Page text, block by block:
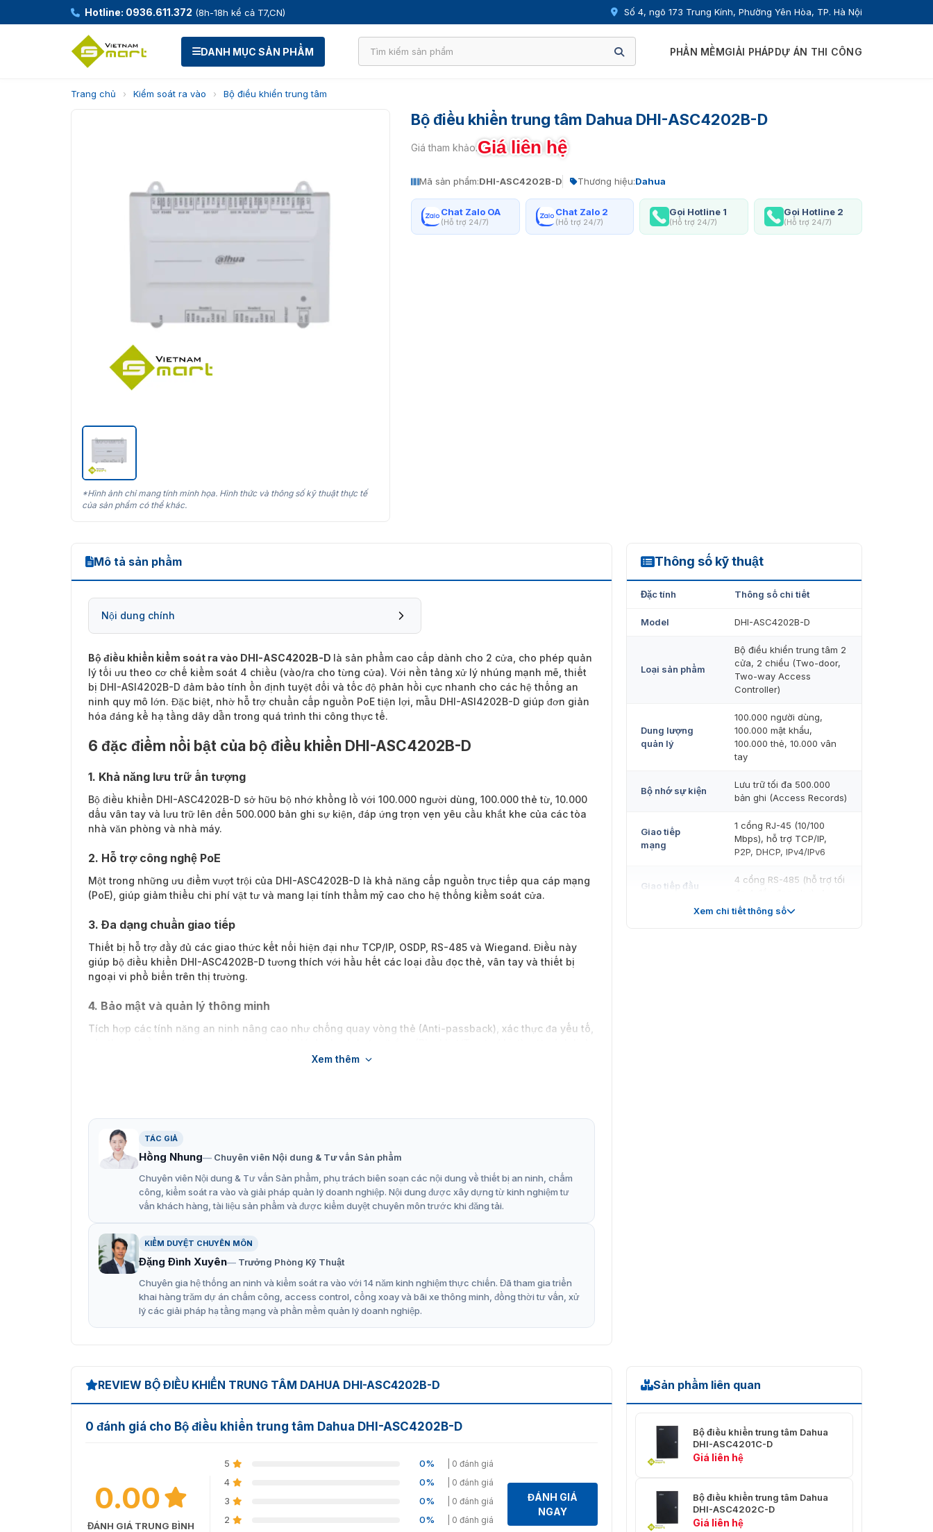
Hotline: 0936.611.372 (8h-18h kể cả T7,CN) Số 4, ngõ 173 Trung Kính, Phường Yên Hòa, TP. Hà Nội
DANH MỤC SẢN PHẨM PHẦN MỀMGIẢI PHÁPDỰ ÁN THI CÔNG
Trang chủ › Kiểm soát ra vào › Bộ điều khiển trung tâm
*Hình ảnh chỉ mang tính minh họa. Hình thức và thông số kỹ thuật thực tế
của sản phẩm có thể khác.
Bộ điều khiển trung tâm Dahua DHI-ASC4202B-D
Giá tham khảo:Giá liên hệ
Mã sản phẩm:DHI-ASC4202B-D Thương hiệu:Dahua
Chat Zalo OA
(Hỗ trợ 24/7)
Chat Zalo 2
(Hỗ trợ 24/7)
Gọi Hotline 1
(Hỗ trợ 24/7)
Gọi Hotline 2
(Hỗ trợ 24/7)
Mô tả sản phẩm
Nội dung chính
Bộ điều khiển kiểm soát ra vào DHI-ASC4202B-D là sản phẩm cao cấp dành cho 2 cửa, cho phép quản
lý tối ưu theo cơ chế kiểm soát 4 chiều (vào/ra cho từng cửa). Với nền tảng xử lý nhúng mạnh mẽ, thiết
bị DHI-ASI4202B-D đảm bảo tính ổn định tuyệt đối và tốc độ phản hồi cực nhanh cho các hệ thống an
ninh quy mô lớn. Đặc biệt, nhờ hỗ trợ chuẩn cấp nguồn PoE tiện lợi, mẫu DHI-ASI4202B-D giúp đơn giản
hóa đáng kể hạ tầng dây dẫn trong quá trình thi công thực tế.
6 đặc điểm nổi bật của bộ điều khiển DHI-ASC4202B-D
1. Khả năng lưu trữ ấn tượng
Bộ điều khiển DHI-ASC4202B-D sở hữu bộ nhớ khổng lồ với 100.000 người dùng, 100.000 thẻ từ, 10.000
dấu vân tay và lưu trữ lên đến 500.000 bản ghi sự kiện, đáp ứng trọn vẹn yêu cầu khắt khe của các tòa
nhà văn phòng và nhà máy.
2. Hỗ trợ công nghệ PoE
Một trong những ưu điểm vượt trội của DHI-ASC4202B-D là khả năng cấp nguồn trực tiếp qua cáp mạng
(PoE), giúp giảm thiểu chi phí vật tư và mang lại tính thẩm mỹ cao cho hệ thống kiểm soát cửa.
3. Đa dạng chuẩn giao tiếp
Thiết bị hỗ trợ đầy đủ các giao thức kết nối hiện đại như TCP/IP, OSDP, RS-485 và Wiegand. Điều này
giúp bộ điều khiển DHI-ASC4202B-D tương thích với hầu hết các loại đầu đọc thẻ, vân tay và thiết bị
ngoại vi phổ biến trên thị trường.
4. Bảo mật và quản lý thông minh
Tích hợp các tính năng an ninh nâng cao như chống quay vòng thẻ (Anti-passback), xác thực đa yếu tố,
báo động, còi hú hoặc cảm biến cửa, giúp thiết kế hệ thống tùy chỉnh theo nhu cầu thực tế.
6. Vỏ nhựa ABS chống cháy bền bỉ
Được chế tạo từ vật liệu PC và ABS cao cấp, bộ điều khiển DHI-ASC4202B-D đảm bảo độ bền cơ học cao,
tản nhiệt tốt và vận hành ổn định trong dải nhiệt độ rộng từ -30°C đến +60°C.
Bộ điều khiển Dahua DHI-ASC4202B-D phù hợp lắp đặt ở đâu?
Tòa nhà văn phòng, tập đoàn lớn: Quản lý tập trung hàng nghìn nhân sự với khả năng đồng bộ dữ liệu
nhanh chóng qua nền tảng SmartPSS Lite hoặc DSS Pro.
Nhà máy, xí nghiệp sản xuất: Kiểm soát chặt chẽ các lối vào ra của 2 cửa độc lập, khu vực kho bãi hoặc
phòng kỹ thuật yêu cầu độ bảo mật và tính ổn định cao.
Hệ thống cửa ra vào yêu cầu bảo mật 4 chiều: Sử dụng kết hợp với các đầu đọc phụ ở cả mặt trong và
mặt ngoài của 2 cửa, đảm bảo quyền kiểm soát ra vào tuyệt đối cho các khu vực nhạy cảm trong tòa
Xem thêm
TÁC GIẢ
Hồng Nhung
Chuyên viên Nội dung & Tư vấn Sản phẩm
Chuyên viên Nội dung & Tư vấn Sản phẩm, phụ trách biên soạn các nội dung về thiết bị an ninh, chấm
công, kiểm soát ra vào và giải pháp quản lý doanh nghiệp. Nội dung được xây dựng từ kinh nghiệm tư
vấn khách hàng, tài liệu sản phẩm và được kiểm duyệt chuyên môn trước khi đăng tải.
KIỂM DUYỆT CHUYÊN MÔN
Đặng Đình Xuyên
Trưởng Phòng Kỹ Thuật
Chuyên gia hệ thống an ninh và kiểm soát ra vào với 14 năm kinh nghiệm thực chiến. Đã tham gia triển
khai hàng trăm dự án chấm công, access control, cổng xoay và bãi xe thông minh, đồng thời tư vấn, xử
lý các giải pháp hạ tầng mạng và phần mềm quản lý doanh nghiệp.
Thông số kỹ thuật
DHI-ASC4202B-D
Đặc tính Thông số chi tiết
Model DHI-ASC4202B-D
Loại sản phẩm
Bộ điều khiển trung tâm 2
cửa, 2 chiều (Two-door,
Two-way Access
Controller)
Dung lượng
quản lý
100.000 người dùng,
100.000 mật khẩu,
100.000 thẻ, 10.000 vân
tay
Bộ nhớ sự kiện
Lưu trữ tối đa 500.000
bản ghi (Access Records)
Giao tiếp
mạng
1 cổng RJ-45 (10/100
Mbps), hỗ trợ TCP/IP,
P2P, DHCP, IPv4/IPv6
Giao tiếp đầu
4 cổng RS-485 (hỗ trợ tối
cổng Wiegand
Xem chi tiết thông số
REVIEW BỘ ĐIỀU KHIỂN TRUNG TÂM DAHUA DHI-ASC4202B-D
0 đánh giá cho Bộ điều khiển trung tâm Dahua DHI-ASC4202B-D
0.00
ĐÁNH GIÁ TRUNG BÌNH
5 0% | 0 đánh giá
4 0% | 0 đánh giá
3 0% | 0 đánh giá
2 0% | 0 đánh giá
ĐÁNH GIÁ
NGAY
Sản phẩm liên quan
Bộ điều khiển trung tâm Dahua
DHI-ASC4201C-D
Giá liên hệ
Bộ điều khiển trung tâm Dahua
DHI-ASC4202C-D
Giá liên hệ